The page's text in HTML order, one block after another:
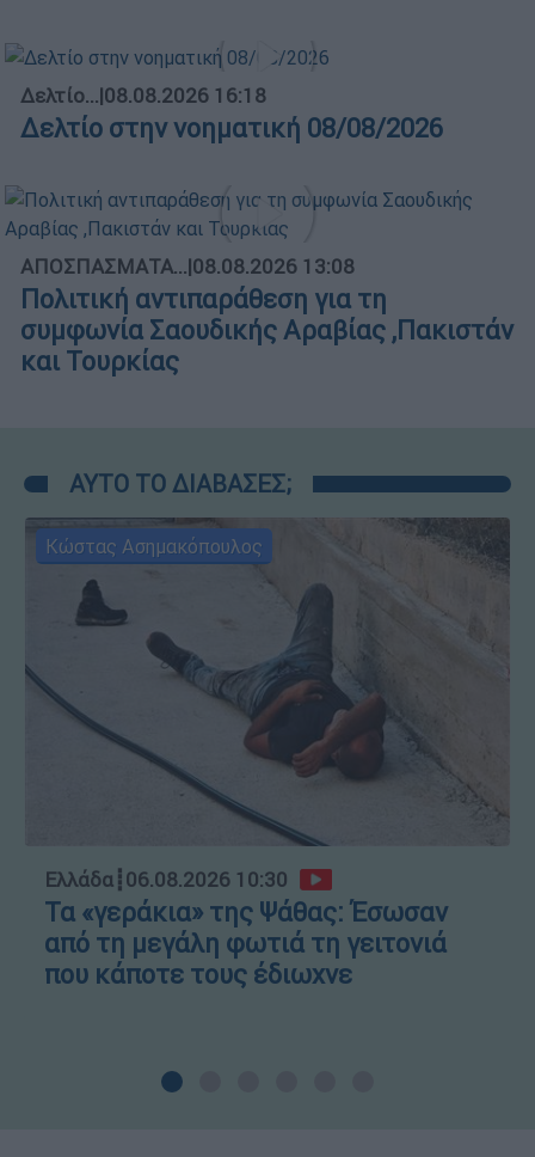
Δελτίο...|08.08.2026 16:18
Δελτίο στην νοηματική 08/08/2026
ΑΠΟΣΠΑΣΜΑΤΑ...|08.08.2026 13:08
Πολιτική αντιπαράθεση για τη
συμφωνία Σαουδικής Αραβίας ,Πακιστάν
και Τουρκίας
ΑΥΤΟ ΤΟ ΔΙΑΒΑΣΕΣ;
Κώστας Ασημακόπουλος
Ελλάδα┋06.08.2026 10:30
Τα «γεράκια» της Ψάθας: Έσωσαν
από τη μεγάλη φωτιά τη γειτονιά
που κάποτε τους έδιωχνε